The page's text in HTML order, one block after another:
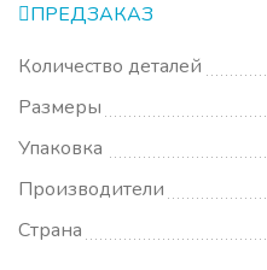
ПРЕДЗАКАЗ
Количество деталей
Размеры
Упаковка
Производители
Страна